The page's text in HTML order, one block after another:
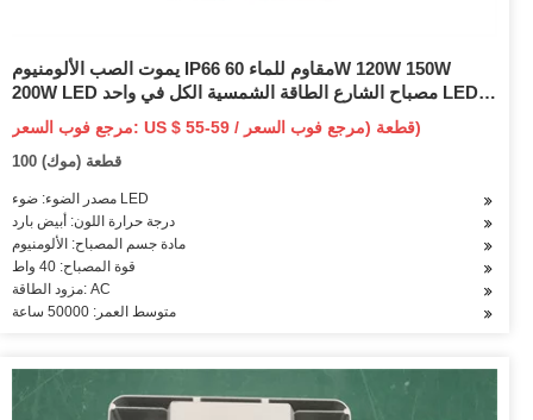
يموت الصب الألومنيوم IP66 مقاوم للماء 60W 120W 150W
200W LED مصباح الشارع الطاقة الشمسية الكل في واحد LED
ضوء الشارع الإسكان الفارغ
مرجع فوب السعر: US $ 55-59 / قطعة (مرجع فوب السعر)
100 قطعة (موك)
مصدر الضوء: ضوء LED
درجة حرارة اللون: أبيض بارد
مادة جسم المصباح: الألومنيوم
قوة المصباح: 40 واط
مزود الطاقة: AC
متوسط العمر: 50000 ساعة